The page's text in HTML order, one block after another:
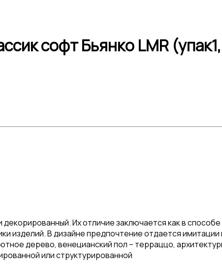
софт Бьянко LMR
Их отличие заключается как в способе
изделий. В дизайне предпочтение отдается
дерево, венецианский пол – терраццо,
или структурированной